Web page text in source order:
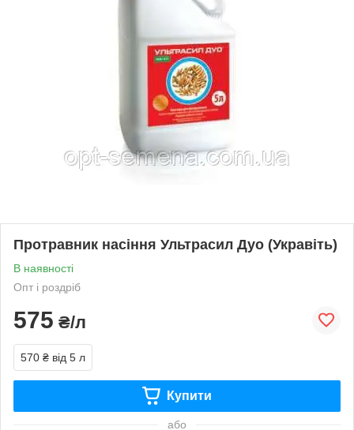
Протравник насіння Ультрасил Дуо (Укравіть)
В наявності
Опт і роздріб
575 ₴/л
570 ₴ від 5 л
Купити
або